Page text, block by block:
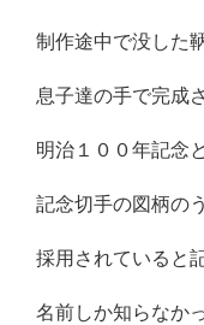
制作途中で没した
息子達の手で完成
明治１００年記念
記念切手の図柄の
採用されていると
名前しか知らなか